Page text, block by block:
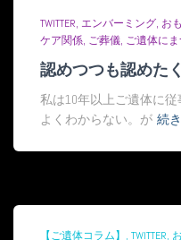
TWITTER エンバーミング お
ケア関係 ご葬儀 ご遺体に
認めつつも認めた
私は10年以上ご遺体に
よくわからない。が 続
【ご遺体コラム】 TWITTER